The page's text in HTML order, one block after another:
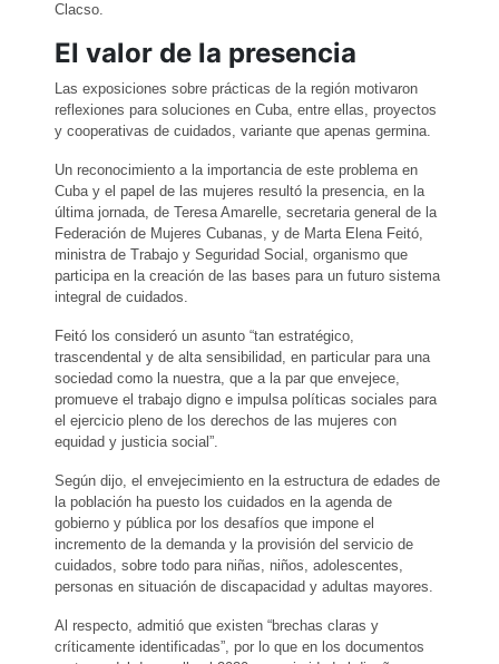
Clacso.
El valor de la presencia
Las exposiciones sobre prácticas de la región motivaron
reflexiones para soluciones en Cuba, entre ellas, proyectos
y cooperativas de cuidados, variante que apenas germina.
Un reconocimiento a la importancia de este problema en
Cuba y el papel de las mujeres resultó la presencia, en la
última jornada, de Teresa Amarelle, secretaria general de la
Federación de Mujeres Cubanas, y de Marta Elena Feitó,
ministra de Trabajo y Seguridad Social, organismo que
participa en la creación de las bases para un futuro sistema
integral de cuidados.
Feitó los consideró un asunto “tan estratégico,
trascendental y de alta sensibilidad, en particular para una
sociedad como la nuestra, que a la par que envejece,
promueve el trabajo digno e impulsa políticas sociales para
el ejercicio pleno de los derechos de las mujeres con
equidad y justicia social”.
Según dijo, el envejecimiento en la estructura de edades de
la población ha puesto los cuidados en la agenda de
gobierno y pública por los desafíos que impone el
incremento de la demanda y la provisión del servicio de
cuidados, sobre todo para niñas, niños, adolescentes,
personas en situación de discapacidad y adultas mayores.
Al respecto, admitió que existen “brechas claras y
críticamente identificadas”, por lo que en los documentos